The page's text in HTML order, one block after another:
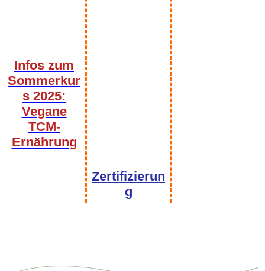
Infos zum
Sommerkur
s 2025:
Vegane
TCM-
Ernährung
Zertifizierun
g